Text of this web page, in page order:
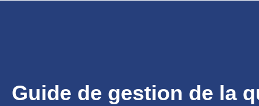
Guide de gestion de la